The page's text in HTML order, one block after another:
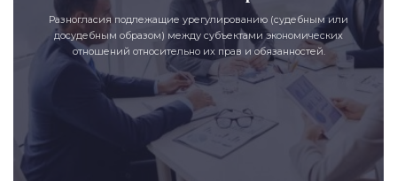
Разногласия подлежащие урегулированию (судебным или
досудебным образом) между субъектами экономических
отношений относительно их прав и обязанностей.